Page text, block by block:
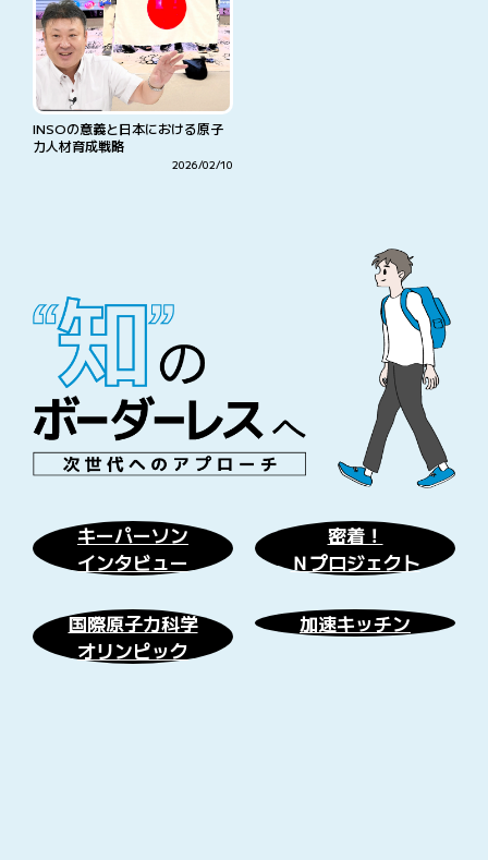
INSOの意義と日本における原子
力人材育成戦略
2026/02/10
キーパーソン
インタビュー
密着！
Ｎプロジェクト
国際原子力科学
オリンピック
加速キッチン